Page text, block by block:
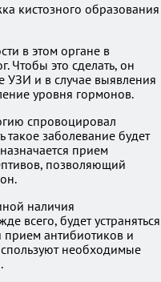
кистозного образования
в этом органе в
Чтобы это сделать, он
УЗИ и в случае выявления
уровня гормонов.
спровоцировал
такое заболевание будет
прием
позволяющий
наличия
всего, будет устраняться
прием антибиотиков и
необходимые